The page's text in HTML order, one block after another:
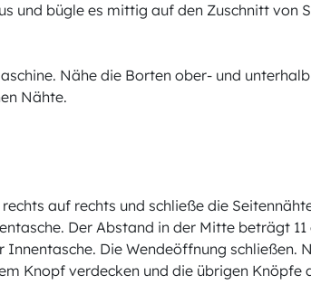
und bügle es mittig auf den Zuschnitt von
Nähe die Borten ober- und
Nähte.
auf rechts und schließe die
Der Abstand in der Mitte beträgt
Die Wendeöffnung schließen.
Knopf verdecken und die übrigen Knöpfe